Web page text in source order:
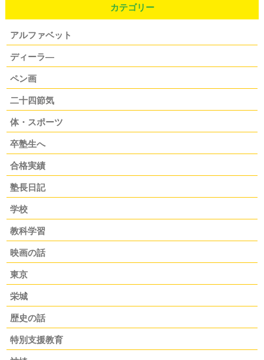
カテゴリー
アルファベット
ディーラ―
ペン画
二十四節気
体・スポーツ
卒塾生へ
合格実績
塾長日記
学校
教科学習
映画の話
東京
栄城
歴史の話
特別支援教育